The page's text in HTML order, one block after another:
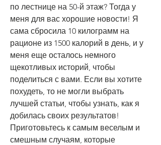
по лестнице на 50-й этаж? Тогда у
меня для вас хорошие новости! Я
сама сбросила 10 килограмм на
рационе из 1500 калорий в день, и у
меня еще осталось немного
щекотливых историй, чтобы
поделиться с вами. Если вы хотите
похудеть, то не могли выбрать
лучшей статьи, чтобы узнать, как я
добилась своих результатов!
Приготовьтесь к самым веселым и
смешным случаям, которые